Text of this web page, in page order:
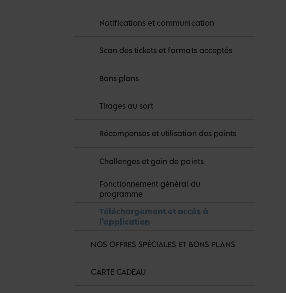
Notifications et communication
Scan des tickets et formats acceptés
Bons plans
Tirages au sort
Récompenses et utilisation des points
Challenges et gain de points
Fonctionnement général du
programme
Téléchargement et accès à
l'application
NOS OFFRES SPÉCIALES ET BONS PLANS
CARTE CADEAU